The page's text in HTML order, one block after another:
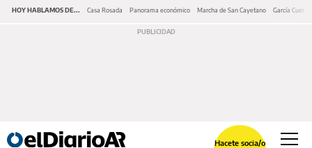
HOY HABLAMOS DE... Casa Rosada Panorama económico Marcha de San Cayetano García Cuerva
Hacete socia/o